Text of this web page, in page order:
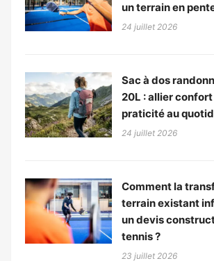
un terrain en
24 juillet 2026
Sac à dos
20L : allier
praticité au
24 juillet 2026
Comment la
terrain existant
un devis
tennis ?
23 juillet 2026